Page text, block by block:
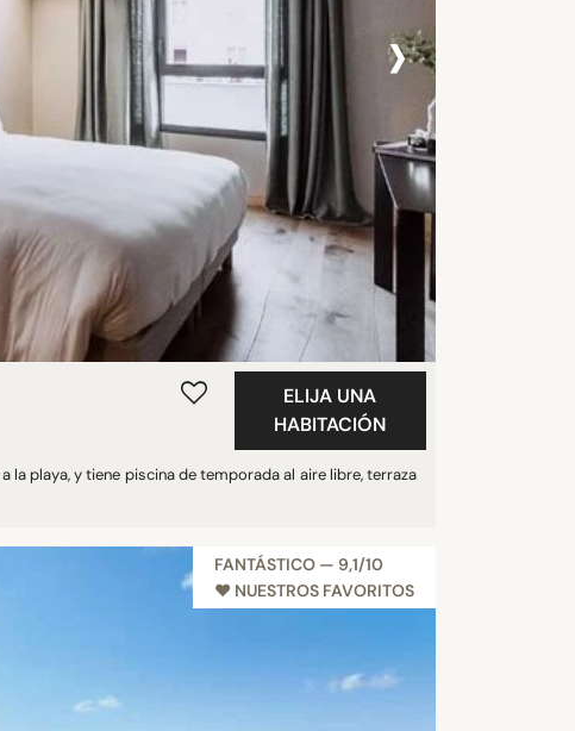
›
ELIJA UNA
HABITACIÓN
la playa, y tiene piscina de temporada al aire libre, terraza
FANTÁSTICO — 9,1/10
♥︎ NUESTROS FAVORITOS